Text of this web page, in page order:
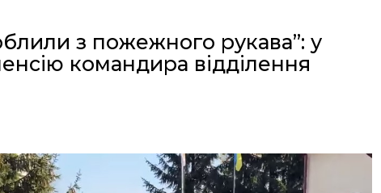
з пожежного рукава”: у
командира відділення